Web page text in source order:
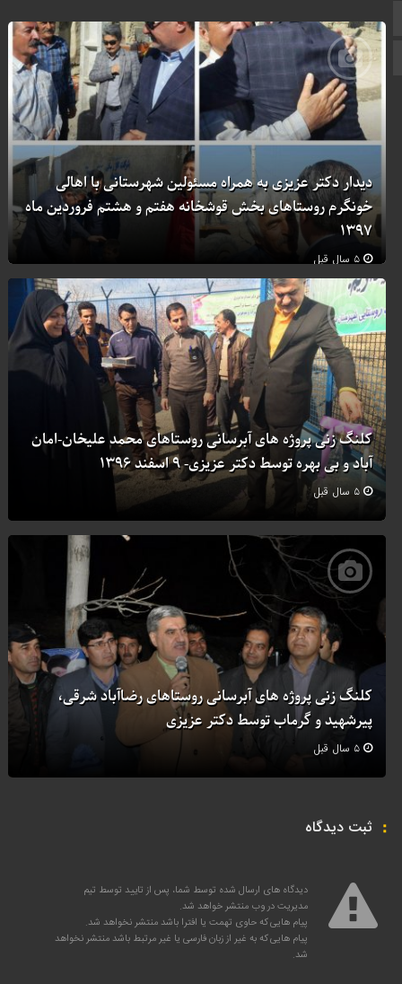
زبان انگلیسی
زبان عربی
دیدار دکتر عزیزی به همراه مسئولین شهرستانی با اهالی
خونگرم روستاهای بخش قوشخانه هفتم و هشتم فروردین ماه
۱۳۹۷
۵ سال قبل
کلنگ زنی پروژه های آبرسانی روستاهای محمد علیخان-امان
آباد و بی بهره توسط دکتر عزیزی- ۹ اسفند ۱۳۹۶
۵ سال قبل
کلنگ زنی پروژه های آبرسانی روستاهای رضاآباد شرقی،
پیرشهید و گرماب توسط دکتر عزیزی
۵ سال قبل
ثبت دیدگاه
دیدگاه های ارسال شده توسط شما، پس از تایید توسط تیم
مدیریت در وب منتشر خواهد شد.
پیام هایی که حاوی تهمت یا افترا باشد منتشر نخواهد شد.
پیام هایی که به غیر از زبان فارسی یا غیر مرتبط باشد منتشر نخواهد
شد.